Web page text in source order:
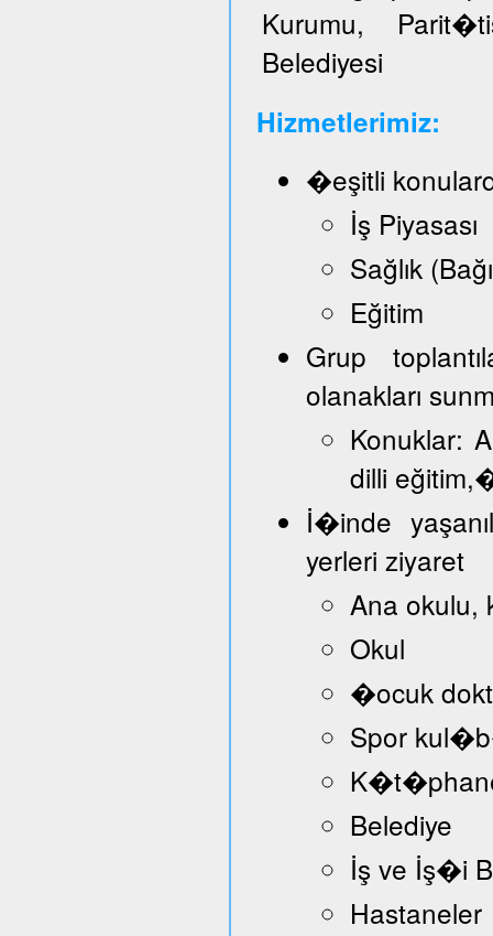
Kurumu,
Belediyesi
Hizmetlerimiz:
�eşitli
İş Piyasası
Sağlık
Eğitim
Grup
olanakları
Konuklar:
dilli
İ�inde
yerleri ziyaret
Ana okulu,
Okul
�ocuk
Spor
Belediye
İş ve İş�i
Hastaneler